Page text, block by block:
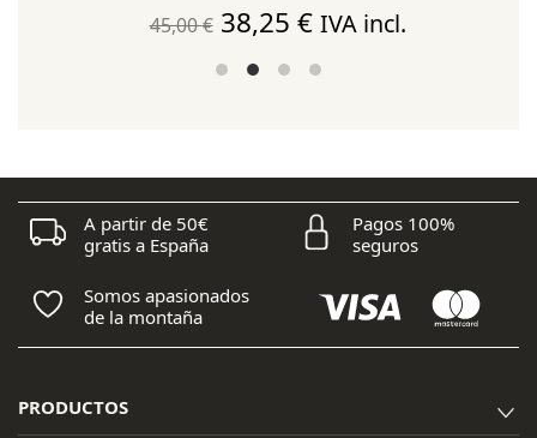
45,00€ El
precio
45,00 €.
38,25 €El
precio
38,25 €.
IVA incl.
A partir de 50€
gratis a España
Pagos 100%
seguros
Somos apasionados
de la montaña
PRODUCTOS